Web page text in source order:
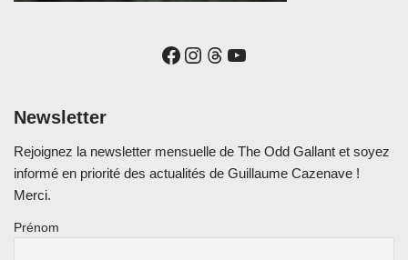
Newsletter
Rejoignez la newsletter mensuelle de The Odd Gallant et soyez
informé en priorité des actualités de Guillaume Cazenave !
Merci.
Prénom